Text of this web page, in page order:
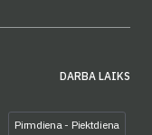
DARBA LAIKS
Pirmdiena - Piektdiena